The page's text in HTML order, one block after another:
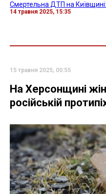
Смертельна ДТП на Київщині:
14 травня 2025, 15:35
15 травня 2025, 00:55
На Херсонщині
російській